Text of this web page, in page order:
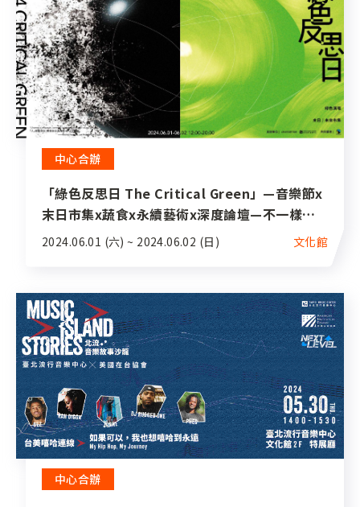
中心合辦
「綠色反思日 The Critical Green」—音樂節x
末日市集x蔬食x永續藝術x深度論壇—不一樣的
綠色實踐！
2024.06.01 (六) ~ 2024.06.02 (日) 文化館
中心合辦